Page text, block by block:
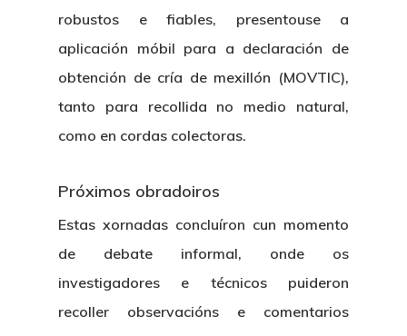
robustos e fiables, presentouse a
aplicación móbil para a declaración de
obtención de cría de mexillón (MOVTIC),
tanto para recollida no medio natural,
como en cordas colectoras.
Próximos obradoiros
Estas xornadas concluíron cun momento
de debate informal, onde os
investigadores e técnicos puideron
recoller observacións e comentarios
Identidad Corporativa
Manual De Identidad
Corporativa
Contacto
Eventos
Publicaciones
Centro De
Boletín De Noticias
Contratación
Empleo
Gobierno